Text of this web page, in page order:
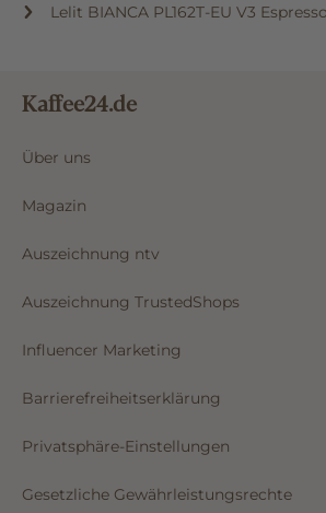
Lelit BIANCA PL162T-EU V3
Kaffee24.de
Über uns
Magazin
Auszeichnung ntv
Auszeichnung TrustedShops
Influencer Marketing
Barrierefreiheitserklärung
Privatsphäre-Einstellungen
Gesetzliche Gewährleistungsrechte